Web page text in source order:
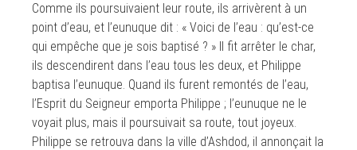
Comme ils poursuivaient leur route, ils arrivèrent à un
point d’eau, et l’eunuque dit : « Voici de l’eau : qu’est-ce
qui empêche que je sois baptisé ? » Il fit arrêter le char,
ils descendirent dans l’eau tous les deux, et Philippe
baptisa l’eunuque. Quand ils furent remontés de l’eau,
l’Esprit du Seigneur emporta Philippe ; l’eunuque ne le
voyait plus, mais il poursuivait sa route, tout joyeux.
Philippe se retrouva dans la ville d’Ashdod, il annonçait la